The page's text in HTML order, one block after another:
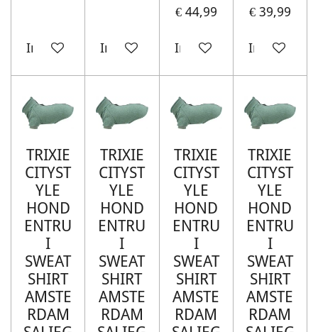
In winkelwagenIn winkelwagen
€ 44,99
In winkelwagen
€ 39,99
In
TRIXIE
CITYST
YLE
HOND
ENTRU
I
SWEAT
SHIRT
AMSTE
RDAM
TRIXIE
CITYST
YLE
HOND
ENTRU
I
SWEAT
SHIRT
AMSTE
RDAM
TRIXIE
CITYST
YLE
HOND
ENTRU
I
SWEAT
SHIRT
AMSTE
RDAM
TRIXIE
CITYST
YLE
HOND
ENTRU
I
SWEAT
SHIRT
AMSTE
RDAM